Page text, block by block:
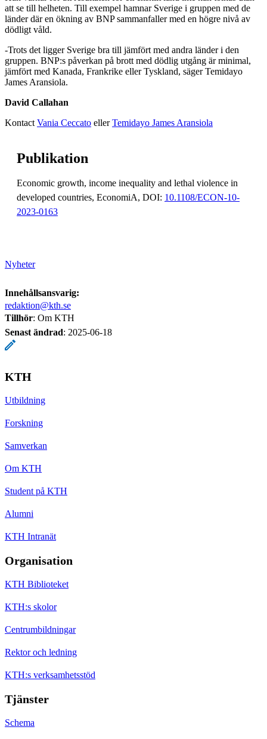
att se till helheten. Till exempel hamnar Sverige i gruppen med de
länder där en ökning av BNP sammanfaller med en högre nivå av
dödligt våld.
-Trots det ligger Sverige bra till jämfört med andra länder i den
gruppen. BNP:s påverkan på brott med dödlig utgång är minimal,
jämfört med Kanada, Frankrike eller Tyskland, säger Temidayo
James Aransiola.
David Callahan
Kontact Vania Ceccato ellerTemidayo James Aransiola
Publikation
Economic growth, income inequality and lethal violence in
developed countries, EconomiA, DOI: 10.1108/ECON-10-
2023-0163
Nyheter
Innehållsansvarig:
redaktion@kth.se
Tillhör: Om KTH
Senast ändrad: 2025-06-18
KTH
Utbildning
Forskning
Samverkan
Om KTH
Student på KTH
Alumni
KTH Intranät
Organisation
KTH Biblioteket
KTH:s skolor
Centrumbildningar
Rektor och ledning
KTH:s verksamhetsstöd
Tjänster
Schema